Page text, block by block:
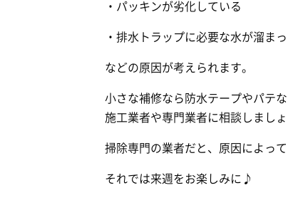
・パッキンが劣化している
・排水トラップに必要な水が溜ま
などの原因が考えられます。
小さな補修なら防水テープやパテ
施工業者や専門業者に相談しましょ
掃除専門の業者だと、原因によっ
それでは来週をお楽しみに♪